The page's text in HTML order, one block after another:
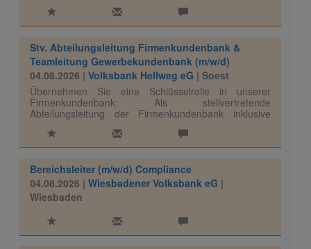
Stv. Abteilungsleitung Firmenkundenbank &
Teamleitung Gewerbekundenbank (m/w/d)
04.08.2026 | Volksbank Hellweg eG | Soest
Übernehmen Sie eine Schlüsselrolle in unserer
Firmenkundenbank: Als stellvertretende
Abteilungsleitung der Firmenkundenbank inklusive
Teamleitung der Gewerbekundenbank (m/w/d)
gestalten Sie die strategische Weiterentwicklung
unseres Firmenkundengeschäfts und führen das
Engagement.
Bereichsleiter (m/w/d) Compliance
04.08.2026 | Wiesbadener Volksbank eG |
Wiesbaden